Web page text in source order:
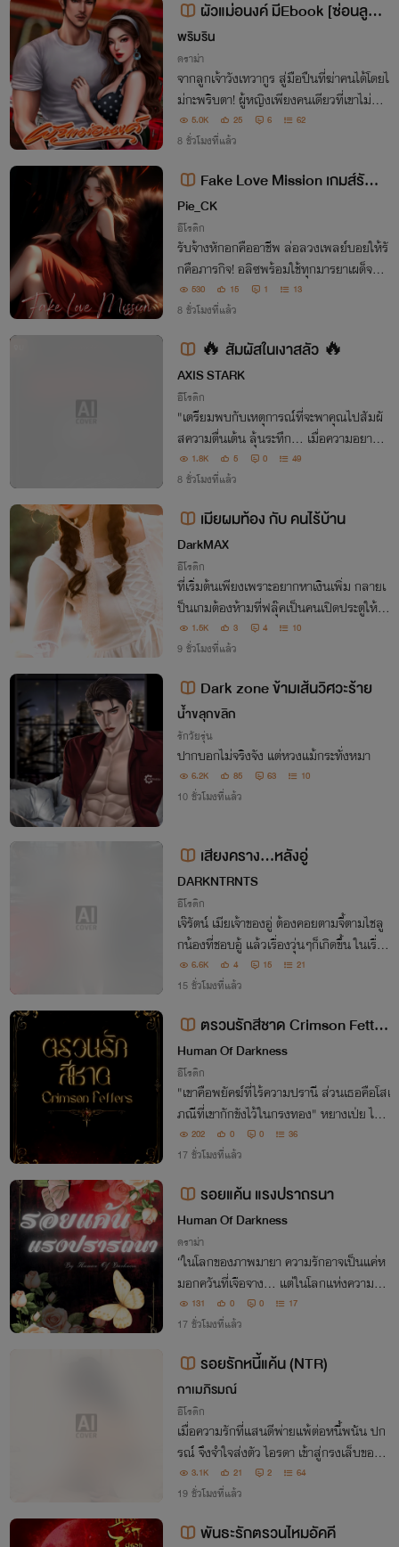
ผัวแม่อนงค์ มีEbook [ซ่อนลูก /
พระเอกเถื่อน / NC20+]
พริมริน
ดราม่า
จากลูกเจ้าวังเทวากูร สู่มือปืนที่ฆ่าคนได้โดยไ
ม่กะพริบตา! ผู้หญิงเพียงคนเดียวที่เขาไม่กล้
าสู้หน้า คือเมียที่ถูกทิ้งไว้เมื่อหกปีก่อน... พ
ร้อมลูกชายที่เขาไม่เคยรู้ว่ามี
5.0K 25 6 62
8 ชั่วโมงที่แล้ว
Fake Love Mission เกมส์รั
ก...ภารกิจลับ
Pie_CK
อีโรติก
รับจ้างหักอกคืออาชีพ ล่อลวงเพลย์บอยให้รั
กคือภารกิจ! อลิซพร้อมใช้ทุกมารยาเผด็จศึก
ออสติน แต่ยิ่งรุกกลับยิ่งรุ่มร้อน ยิ่งใกล้ชิดยิ่
งอันตราย... หัวใจหรือร่างกายใครจะยอมสย
530 15 1 13
8 ชั่วโมงที่แล้ว
🔥 สัมผัสในเงาสลัว 🔥
AXIS STARK
อีโรติก
​"เตรียมพบกับเหตุการณ์ที่จะพาคุณไปสัมผั
สความตื่นเต้น ลุ้นระทึก... เมื่อความอยากรู้
อยากเห็นนำพาไปสู่ความลับที่ยากเกินจะถอ
นตัว จนคุณอาจจะรู้สึกเหมือนเรื่องราวทั้งห
1.8K 5 0 49
8 ชั่วโมงที่แล้ว
เมียผมท้อง กับ คนไร้บ้าน
DarkMAX
อีโรติก
ที่เริ่มต้นเพียงเพราะอยากหาเงินเพิ่ม กลายเ
ป็นเกมต้องห้ามที่ฟลุ๊คเป็นคนเปิดประตูให้ภ
รรยาตัวเองทีละน้อย... จนชายแก่เก็บของเก่
าที่เคยเป็นเพียง “คนดู” ใต้สะพาน กลับกลา
1.5K 3 4 10
9 ชั่วโมงที่แล้ว
Dark zone ข้ามเส้นวิศวะร้าย
น้ำขลุกขลิก
รักวัยรุ่น
ปากบอกไม่จริงจัง แต่หวงแม้กระทั่งหมา
6.2K 85 63 10
10 ชั่วโมงที่แล้ว
เสียงคราง...หลังอู่
DARKNTRNTS
อีโรติก
เจ๊รัตน์ เมียเจ้าของอู่ ต้องคอยตามจี้ตามไชลู
กน้องที่ชอบอู้ แล้วเรื่องวุ่นๆก็เกิดขึ้น ในเรื่อง
มีถ้อยคำหยาบคาย เหมาะกับผู้ที่อายุเกิน 20
ปี ขึ้นไป
6.6K 4 15 21
15 ชั่วโมงที่แล้ว
ตรวนรักสีชาด Crimson Fetter
s
Human Of Darkness
อีโรติก
"เขาคือพยัคฆ์ที่ไร้ความปรานี ส่วนเธอคือโสเ
ภณีที่เขากักขังไว้ในกรงทอง" หยางเป่ย ไม่เ
คยเชื่อในความรัก เขาเชื่อแค่เพียงอำนาจและ
รอยเลือดบนแผ่นหลังของศัตรู แต่ชิงหลี...
202 0 0 36
17 ชั่วโมงที่แล้ว
รอยแค้น แรงปราถรนา
Human Of Darkness
ดราม่า
“ในโลกของภาพมายา ความรักอาจเป็นแค่ห
มอกควันที่เจือจาง... แต่ในโลกแห่งความจริ
ง ความรักคือการโอบกอดและเยียวยากันในวั
นที่บอบช้ำ” จากฝันร้ายสิบปีที่ถูกจัดฉากโดย
จินตนาการอันวิปริต สู่บทสรุปแห่งความเข้า
ใจและ
131 0 0 17
17 ชั่วโมงที่แล้ว
รอยรักหนี้แค้น (NTR)
กาเมภิรมณ์
อีโรติก
เมื่อความรักที่แสนดีพ่ายแพ้ต่อหนี้พนัน ปก
รณ์ จึงจำใจส่งตัว ไอรดา เข้าสู่กรงเล็บของเ
พื่อนสนิทผู้กระหายหิว ทว่าในค่ำคืนที่แสนท
รมาน... ความเจ็บปวดกลับถูกแทนที่ด้วยรส
3.1K 21 2 64
19 ชั่วโมงที่แล้ว
พันธะรักตรวนไหมอัคคี